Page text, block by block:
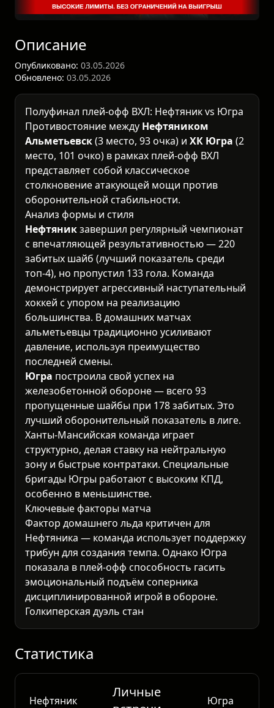
Описание
Опубликовано: 03.05.2026
Обновлено: 03.05.2026
Полуфинал плей-офф ВХЛ: Нефтяник vs Югра
Противостояние между Нефтяником
Альметьевск(3 место, 93 очка) и ХК Югра (2
место, 101 очко) в рамках плей-офф ВХЛ
представляет собой классическое
столкновение атакующей мощи против
оборонительной стабильности.
Анализ формы и стиля
Нефтяникзавершил регулярный чемпионат
с впечатляющей результативностью — 220
забитых шайб (лучший показатель среди
топ-4), но пропустил 133 гола. Команда
демонстрирует агрессивный наступательный
хоккей с упором на реализацию
большинства. В домашних матчах
альметьевцы традиционно усиливают
давление, используя преимущество
последней смены.
Югра построила свой успех на
железобетонной обороне — всего 93
пропущенные шайбы при 178 забитых. Это
лучший оборонительный показатель в лиге.
Ханты-Мансийская команда играет
структурно, делая ставку на нейтральную
зону и быстрые контратаки. Специальные
бригады Югры работают с высоким КПД,
особенно в меньшинстве.
Ключевые факторы матча
Фактор домашнего льда критичен для
Нефтяника — команда использует поддержку
трибун для создания темпа. Однако Югра
показала в плей-офф способность гасить
эмоциональный подъём соперника
дисциплинированной игрой в обороне.
Голкиперская дуэль станет центральным
элементом: стартовый вратарь Нефтяника
бросков (минимум 92%), чтобы
Статистика